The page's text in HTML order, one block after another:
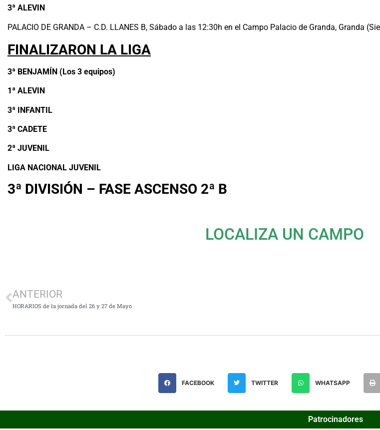
3ª ALEVIN
PALACIO DE GRANDA – C.D. LLANES B, Sábado a las 12:30h en el Campo Palacio de Granda, Granda
FINALIZARON LA LIGA
3ª BENJAMÍN (Los 3 equipos)
1 ª ALEVIN
3ª INFANTIL
3ª CADETE
2ª JUVENIL
LIGA NACIONAL JUVENIL
3ª DIVISIÓN – FASE ASCENSO 2ª B
LOCALIZA UN CAMPO
ANTERIOR
HORARIOS de la jornada del 26 y 27 de Mayo
FACEBOOK TWITTER WHATSAPP
Patrocinadores